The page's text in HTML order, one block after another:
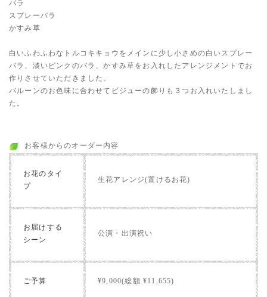
バラ
スプレーバラ
かすみ草
白いふわふわなトルコキキョウをメインに少し小さめの白いスプレー
バラ、淡いピンクのバラ、かすみ草をお入れしたアレンジメントでお
作りさせていただきました。
バルーンのお色味に合わせてビジューの飾りも３つお入れいたしまし
た。
お客様からのオーダー内容
お花のタイ
プ
生花アレンジ(置けるお花)
お届けする
シーン
公演・出演祝い
ご予算 ¥9,000(総額 ¥11,655)